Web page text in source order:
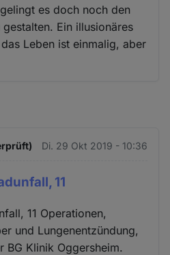
es doch noch den
Ein illusionäres
Leben ist einmalig, aber
Di. 29 Okt 2019 - 10:36
11
11 Operationen,
und Lungenentzündung,
BG Klinik Oggersheim.